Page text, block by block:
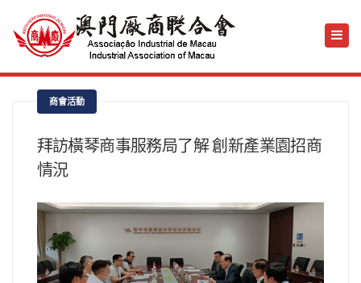
商會活動
拜訪橫琴商事服務局了解 創新產業園招商
情況